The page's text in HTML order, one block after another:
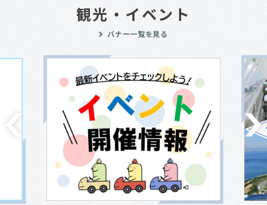
観光・イベント
バナー一覧を見る